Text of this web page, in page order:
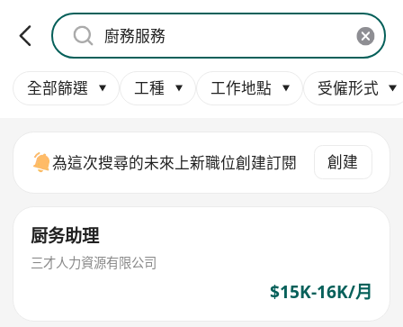
全部篩選 工種 工作地點 受僱形式
為這次搜尋的未來上新職位創建訂閱 創建
厨务助理
三才人力資源有限公司
$15K-16K/月